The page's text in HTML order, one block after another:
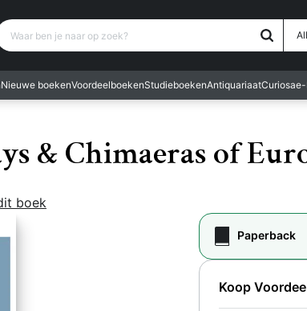
ben je naar op zoek?
Nieuwe boekenVoordeelboekenStudieboekenAntiquariaatCuriosa
& Chimaeras of
boek
Paperback
Koop